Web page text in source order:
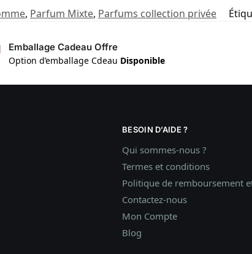
, Parfum Mixte, Parfums collection privée
Emballage Cadeau Offre
Option d’emballage Cdeau Disponible
BESOIN D’AIDE ?
Qui sommes-nous ?
Termes et conditions
Politique de remboursement
Contactez-nous
Mon Compte
Blog